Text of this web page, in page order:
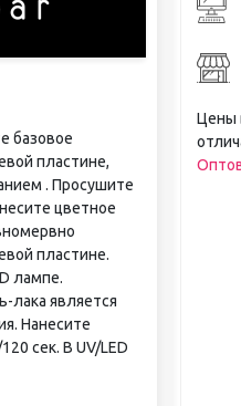
базовое
пластине,
. Просушите
цветное
пластине.
лампе.
лака является
Нанесите
сек. В UV/LED
Цены